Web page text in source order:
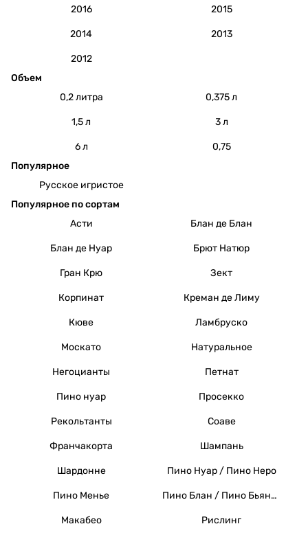
2016 2015
2014 2013
2012
Объем
0,2 литра
0,375 л
1,5 л 3 л
6 л
0,75
Популярное
Русское игристое
Популярное по сортам
Асти
Блан де Блан
Блан де Нуар Брют Натюр
Гран Крю Зект
Корпинат Креман де Лиму
Кюве Ламбруско
Москато Натуральное
Негоцианты Петнат
Пино нуар Просекко
Рекольтанты Соаве
Франчакорта Шампань
Шардонне Пино Нуар / Пино Неро
Пино Менье Пино Блан / Пино Бьянко / Вайссер Бургундер
Макабео Рислинг